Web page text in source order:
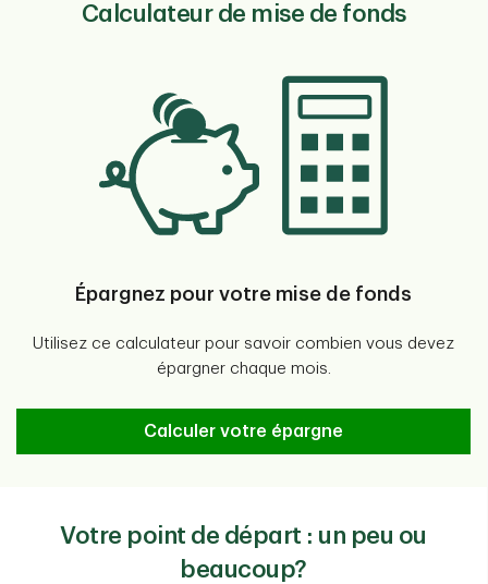
Calculateur de mise de fonds
Épargnez pour votre mise de fonds
Utilisez ce calculateur pour savoir combien vous devez
épargner chaque mois.
Calculateur de mise de fonds
Calculer votre épargne
Votre point de départ : un peu ou
beaucoup?